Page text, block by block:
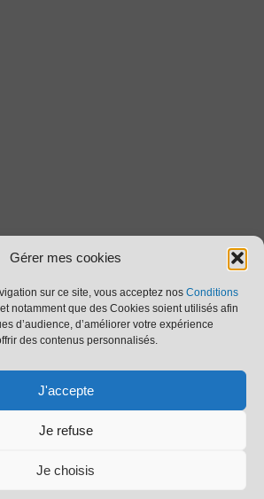
Gérer mes cookies
sur ce site, vous acceptez nos Conditions
et notamment que des Cookies soient utilisés afin
d’audience, d’améliorer votre expérience
des contenus personnalisés.
J'accepte
Je refuse
Je choisis
de
Georges Clemenceau
Moutiers les Mauxfaits